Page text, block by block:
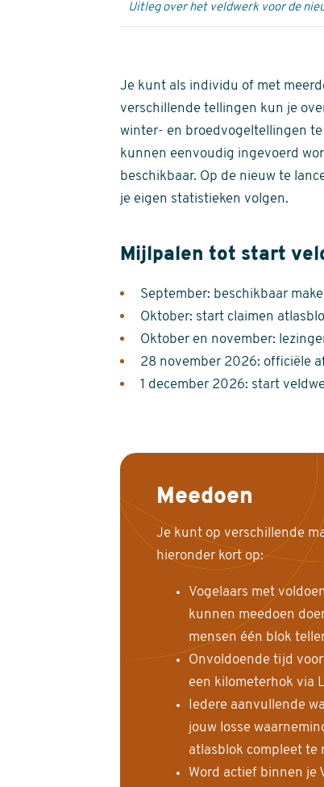
Uitleg over het veldwerk voor de
Je kunt als individu of met
verschillende tellingen kun je
winter- en broedvogeltellingen
kunnen eenvoudig ingevoerd
beschikbaar. Op de nieuw te
je eigen statistieken volgen.
Mijlpalen tot start
September: beschikbaar
Oktober: start claimen
Oktober en november:
28 november 2026: officiële
1 december 2026: start
Meedoen
Je kunt op verschillende
hieronder kort op:
Vogelaars met
kunnen meedoen
mensen één blok
Onvoldoende tijd
een kilometerhok via
Iedere aanvullende
jouw losse
atlasblok compleet te
Word actief binnen je